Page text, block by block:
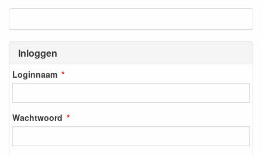
Inloggen
Loginnaam
Wachtwoord